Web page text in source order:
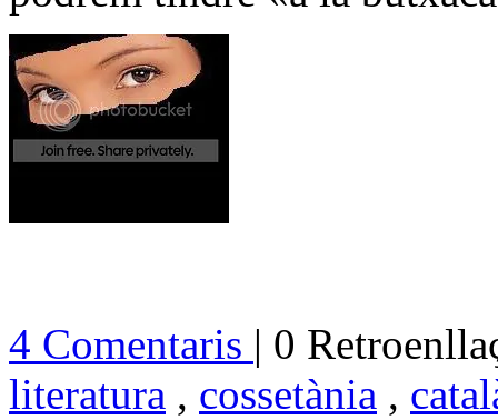
4 Comentaris | 0
literatura , cossetània ,